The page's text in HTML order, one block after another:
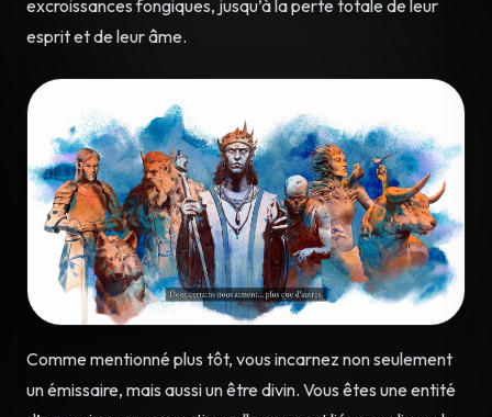
excroissances fongiques, jusqu’à la perte totale de leur
esprit et de leur âme.
Comme mentionné plus tôt, vous incarnez non seulement
un émissaire, mais aussi un être divin. Vous êtes une entité